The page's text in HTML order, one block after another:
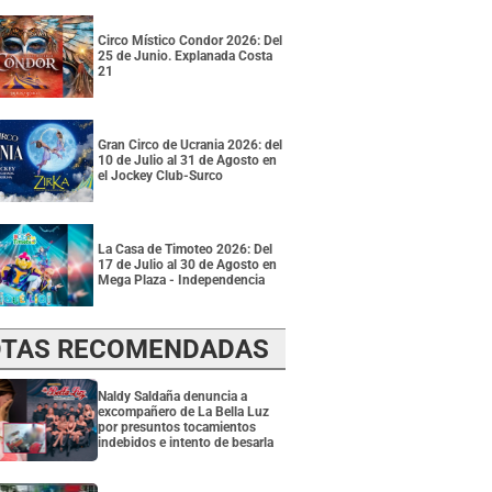
Circo Místico Condor 2026: Del
25 de Junio. Explanada Costa
21
Gran Circo de Ucrania 2026: del
10 de Julio al 31 de Agosto en
el Jockey Club-Surco
La Casa de Timoteo 2026: Del
17 de Julio al 30 de Agosto en
Mega Plaza - Independencia
RECOMENDADAS
Naldy Saldaña denuncia a
excompañero de La Bella Luz
por presuntos tocamientos
indebidos e intento de besarla